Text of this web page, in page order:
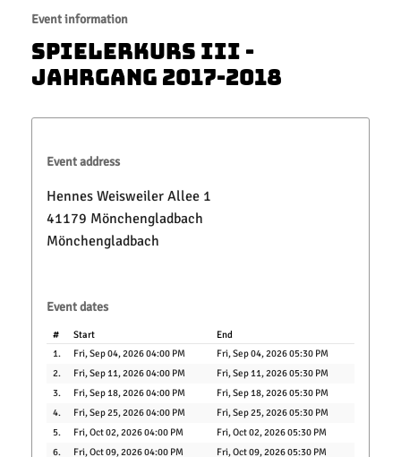
Event information
Spielerkurs III -
Jahrgang 2017-2018
Event address
Hennes Weisweiler Allee 1
41179 Mönchengladbach
Mönchengladbach
Event dates
# Start
End
1.
Fri, Sep 04, 2026 04:00 PM
Fri, Sep 04, 2026 05:30 PM
2.
Fri, Sep 11, 2026 04:00 PM
Fri, Sep 11, 2026 05:30 PM
3.
Fri, Sep 18, 2026 04:00 PM
Fri, Sep 18, 2026 05:30 PM
4.
Fri, Sep 25, 2026 04:00 PM
Fri, Sep 25, 2026 05:30 PM
5.
Fri, Oct 02, 2026 04:00 PM
Fri, Oct 02, 2026 05:30 PM
6.
Fri, Oct 09, 2026 04:00 PM
Fri, Oct 09, 2026 05:30 PM